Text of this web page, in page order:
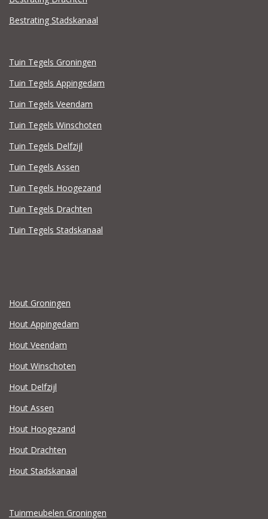
Bestrating Stadskanaal
Tuin Tegels Groningen
Tuin Tegels Appingedam
Tuin Tegels Veendam
Tuin Tegels Winschoten
Tuin Tegels Delfzijl
Tuin Tegels Assen
Tuin Tegels Hoogezand
Tuin Tegels Drachten
Tuin Tegels Stadskanaal
Hout Groningen
Hout Appingedam
Hout Veendam
Hout Winschoten
Hout Delfzijl
Hout Assen
Hout Hoogezand
Hout Drachten
Hout Stadskanaal
Tuinmeubelen Groningen